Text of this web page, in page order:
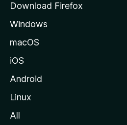
Download Firefox
Windows
macOS
iOS
Android
Linux
All